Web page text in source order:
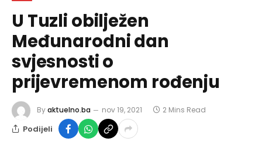
U Tuzli obilježen
Međunarodni dan
svjesnosti o
prijevremenom rođenju
Byaktuelno.ba nov 19, 2021 2 Mins Read
Podijeli